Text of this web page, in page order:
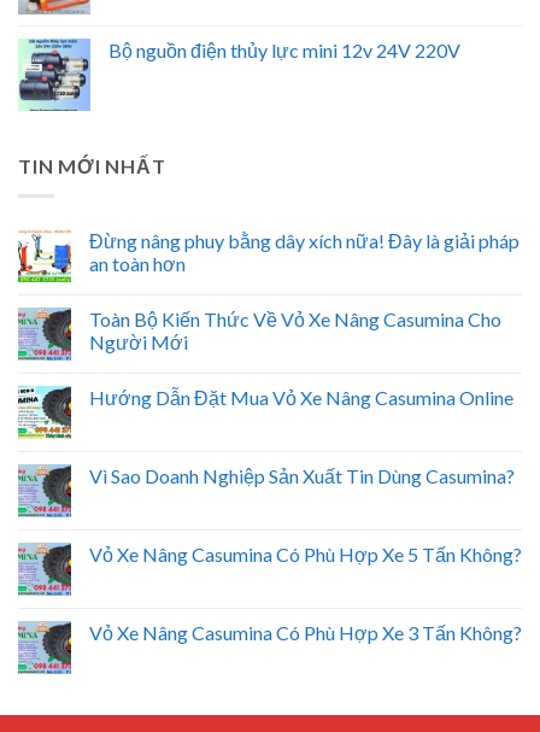
Bộ nguồn điện thủy lực mini 12v 24V 220V
TIN MỚI NHẤT
Đừng nâng phuy bằng dây xích nữa! Đây là giải pháp
an toàn hơn
Toàn Bộ Kiến Thức Về Vỏ Xe Nâng Casumina Cho
Người Mới
Hướng Dẫn Đặt Mua Vỏ Xe Nâng Casumina Online
Vì Sao Doanh Nghiệp Sản Xuất Tin Dùng Casumina?
Vỏ Xe Nâng Casumina Có Phù Hợp Xe 5 Tấn Không?
Vỏ Xe Nâng Casumina Có Phù Hợp Xe 3 Tấn Không?